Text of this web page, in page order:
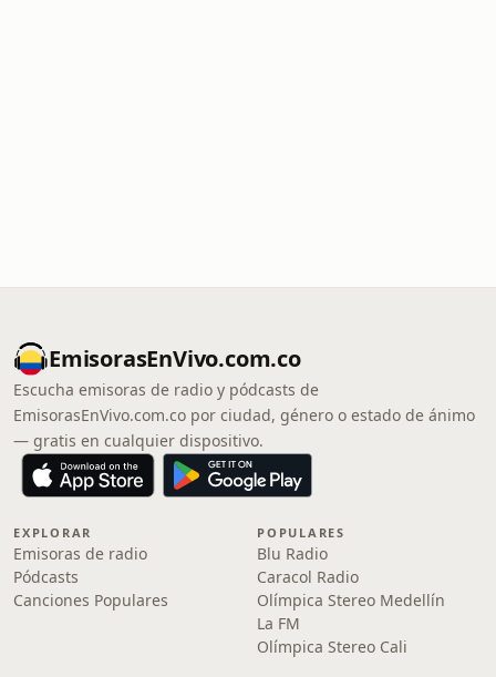
EmisorasEnVivo.com.co
Escucha emisoras de radio y pódcasts de
EmisorasEnVivo.com.co por ciudad, género o estado de ánimo
— gratis en cualquier dispositivo.
EXPLORAR
Emisoras de radio
Pódcasts
Canciones Populares
POPULARES
Blu Radio
Caracol Radio
Olímpica Stereo Medellín
La FM
Olímpica Stereo Cali